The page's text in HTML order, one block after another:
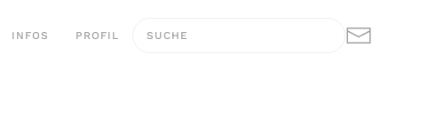
INFOS PROFIL